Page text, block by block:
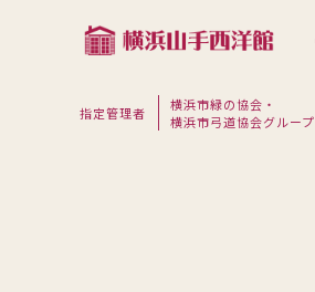
指定管理者
横浜市緑の協会・
横浜市弓道協会グループ